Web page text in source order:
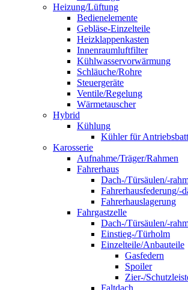
Heizung/Lüftung
Bedienelemente
Gebläse-Einzelteile
Heizklappenkasten
Innenraumluftfilter
Kühlwasservorwärmung
Schläuche/Rohre
Steuergeräte
Ventile/Regelung
Wärmetauscher
Hybrid
Kühlung
Kühler für
Karosserie
Aufnahme/Träger/Rahmen
Fahrerhaus
Dach-/Türsäulen/-
Fahrerhausfederung/-
Fahrerhauslagerung
Fahrgastzelle
Dach-/Türsäulen/-
Einstieg-/Türholm
Einzelteile/Anbauteile
Gasfedern
Spoiler
Zier-/
Faltdach